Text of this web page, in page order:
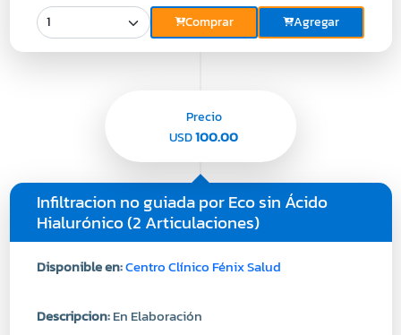
Comprar Agregar
Infiltracion no guiada por Eco sin Ácido
Hialurónico (2 Articulaciones)
Disponible en:Centro Clínico Fénix Salud
Descripcion:En Elaboración
Precio
USD100.00